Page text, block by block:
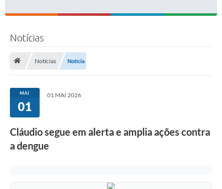
Notícias
Notícias Notícia
MAI
01
01 MAI 2026
Cláudio segue em alerta e amplia ações contra
a dengue